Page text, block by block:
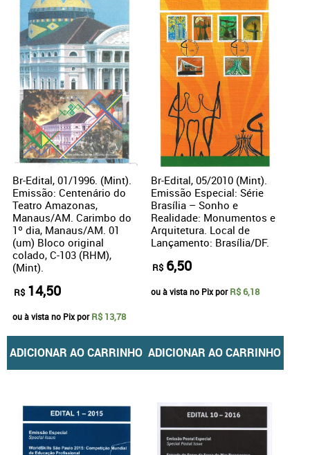
Br-Edital, 01/1996. (Mint).
Emissão: Centenário do
Teatro Amazonas,
Manaus/AM. Carimbo do
1º dia, Manaus/AM. 01
(um) Bloco original
colado, C-103 (RHM),
(Mint).
R$ 14,50
ou à vista no Pix porR$ 13,78
ADICIONAR AO CARRINHO
Br-Edital, 05/2010 (Mint).
Emissão Especial: Série
Brasília – Sonho e
Realidade: Monumentos e
Arquitetura. Local de
Lançamento: Brasília/DF.
R$ 6,50
ou à vista no Pix porR$ 6,18
ADICIONAR AO CARRINHO